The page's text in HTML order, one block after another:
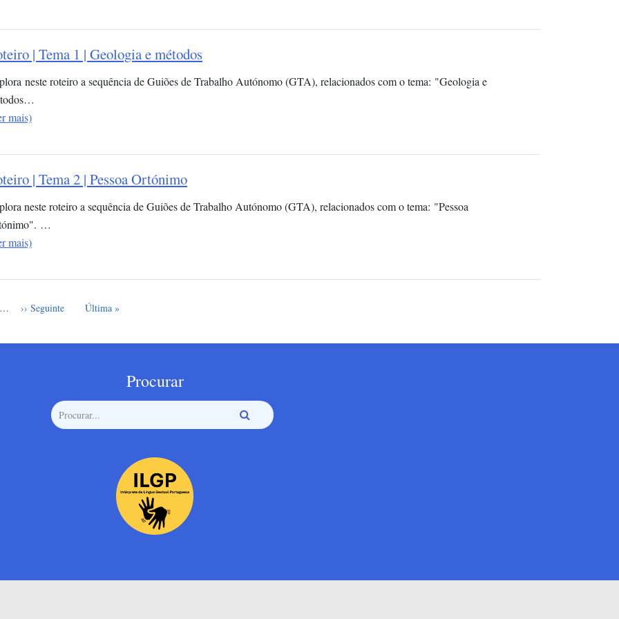
| Tema 1 | Geologia e métodos
neste roteiro a sequência de Guiões de Trabalho Autónomo (GTA), relacionados com o tema: "Geologia e
mais)
| Tema 2 | Pessoa Ortónimo
neste roteiro a sequência de Guiões de Trabalho Autónomo (GTA), relacionados com o tema: "Pessoa
…
mais)
… Próxima página
›› Seguinte Última página
Última »
Procurar